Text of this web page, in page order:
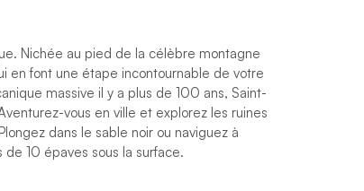
Nichée au pied de la célèbre montagne
en font une étape incontournable de votre
massive il y a plus de 100 ans, Saint-
vous en ville et explorez les ruines
dans le sable noir ou naviguez à
10 épaves sous la surface.